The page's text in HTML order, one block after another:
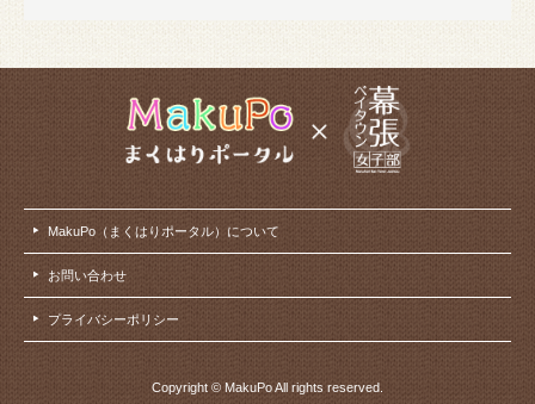
MakuPo（まくはりポータル）について
お問い合わせ
プライバシーポリシー
Copyright © MakuPo All rights reserved.